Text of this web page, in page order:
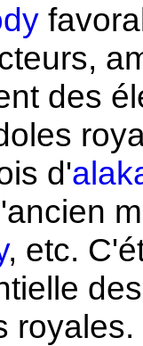
des
d'
, etc.
royales.